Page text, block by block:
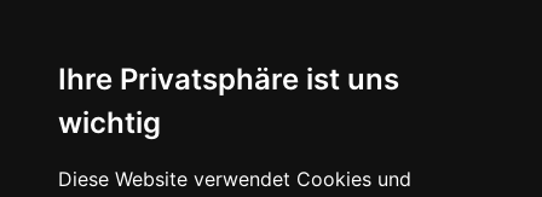
Ihre Privatsphäre ist uns
wichtig
Diese Website verwendet Cookies und